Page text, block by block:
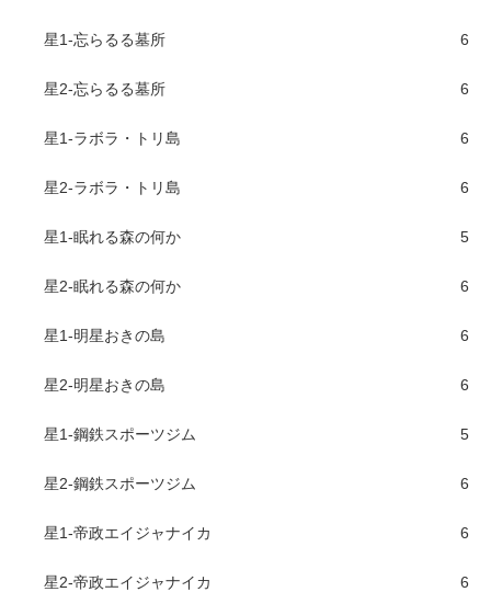
星1-忘らるる墓所 6
星2-忘らるる墓所 6
星1-ラボラ・トリ島 6
星2-ラボラ・トリ島 6
星1-眠れる森の何か 5
星2-眠れる森の何か 6
星1-明星おきの島 6
星2-明星おきの島 6
星1-鋼鉄スポーツジム 5
星2-鋼鉄スポーツジム 6
星1-帝政エイジャナイカ 6
星2-帝政エイジャナイカ 6